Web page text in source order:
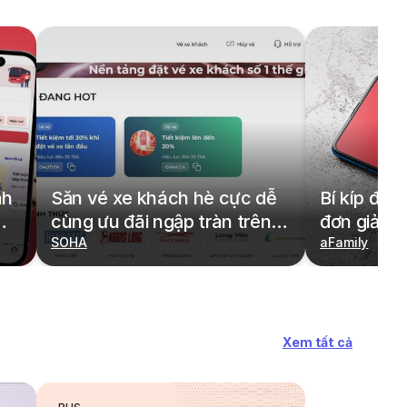
Săn vé xe khách hè cực dễ
cùng ưu đãi ngập tràn trên
redBus
SOHA
Bí kíp đặt
đơn giản,
cả gia
aFamily
Xem tất cả